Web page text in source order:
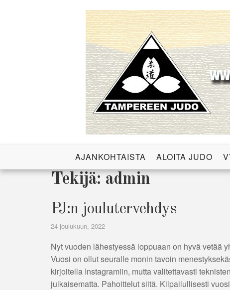
Tampereen
AJANKOHTAISTA ALOITA JUDO
Tekijä: admin
PJ:n joulutervehdys
24 joulukuun, 2022
Nyt vuoden lähestyessä loppuaan on hyvä vetää
Vuosi on ollut seuralle monin tavoin
kirjoitella Instagramiin, mutta valitettavasti
julkaisematta. Pahoittelut siitä. Kilpailullisesti